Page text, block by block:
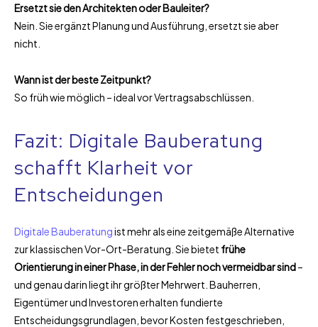
Ersetzt sie den Architekten oder Bauleiter?
Nein. Sie ergänzt Planung und Ausführung, ersetzt sie aber
nicht.
Wann ist der beste Zeitpunkt?
So früh wie möglich – ideal vor Vertragsabschlüssen.
Fazit: Digitale Bauberatung
schafft Klarheit vor
Entscheidungen
Digitale Bauberatungist mehr als eine zeitgemäße Alternative
zur klassischen Vor-Ort-Beratung. Sie bietet frühe
Orientierung in einer Phase, in der Fehler noch vermeidbar sind–
und genau darin liegt ihr größter Mehrwert. Bauherren,
Eigentümer und Investoren erhalten fundierte
Entscheidungsgrundlagen, bevor Kosten festgeschrieben,